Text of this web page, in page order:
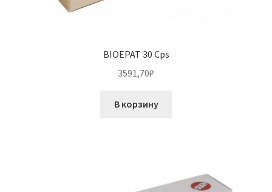
BIOEPAT 30 Cps
3591,70₽
В корзину